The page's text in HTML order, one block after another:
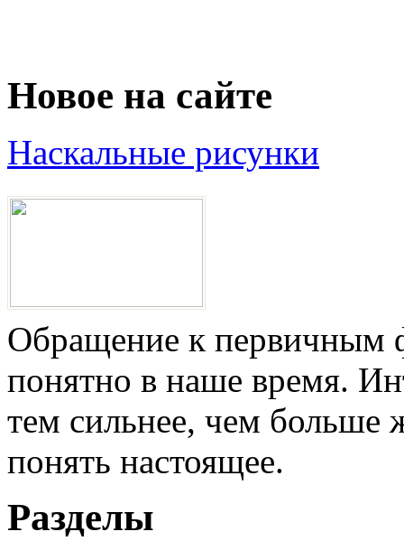
Новое на сайте
Наскальные рисунки
Обращение к первичным
понятно в наше время.
тем сильнее, чем больше
понять настоящее.
Разделы